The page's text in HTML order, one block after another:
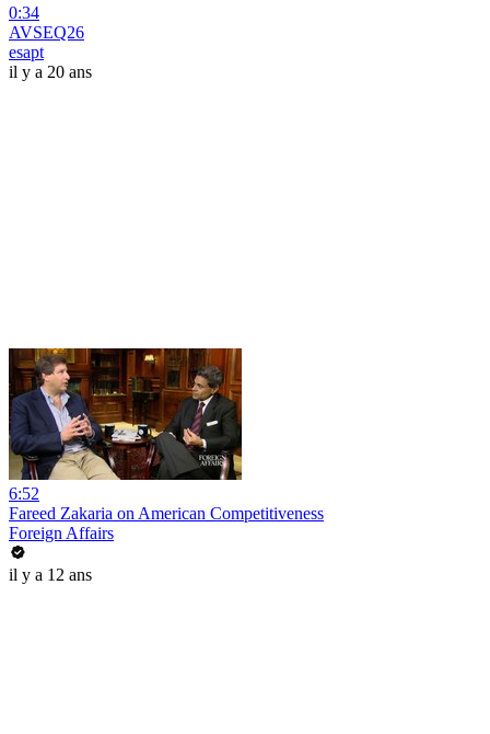
0:34
AVSEQ26
esapt
il y a 20 ans
6:52
Fareed Zakaria on American Competitiveness
Foreign Affairs
il y a 12 ans